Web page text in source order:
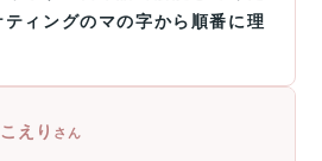
ィングのマの字から順番に理
こえり さん